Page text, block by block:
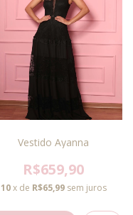
Vestido Ayanna
R$659,90
10 x de R$65,99 sem juros